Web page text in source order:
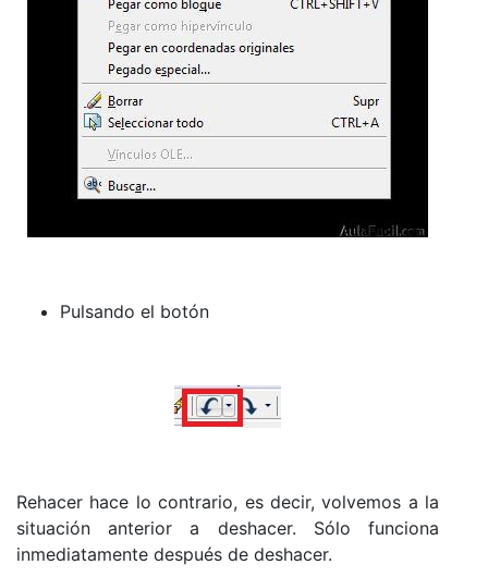
Pulsando el botón
Rehacer hace lo contrario, es decir, volvemos a la
situación anterior a deshacer. Sólo funciona
inmediatamente después de deshacer.